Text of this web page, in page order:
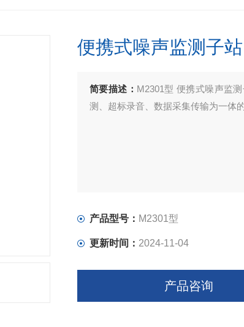
便携式噪声监测子站
简要描述： M2301型 便携式噪声监
测、超标录音、数据采集传输为一体
产品型号： M2301型
更新时间： 2024-11-04
产品咨询